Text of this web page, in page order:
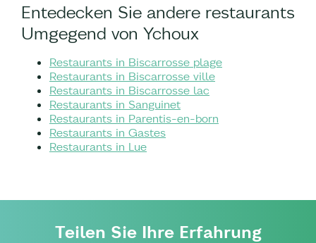
Entedecken Sie andere restaurants
Umgegend von Ychoux
Restaurants in Biscarrosse plage
Restaurants in Biscarrosse ville
Restaurants in Biscarrosse lac
Restaurants in Sanguinet
Restaurants in Parentis-en-born
Restaurants in Gastes
Restaurants in Lue
Teilen Sie Ihre Erfahrung